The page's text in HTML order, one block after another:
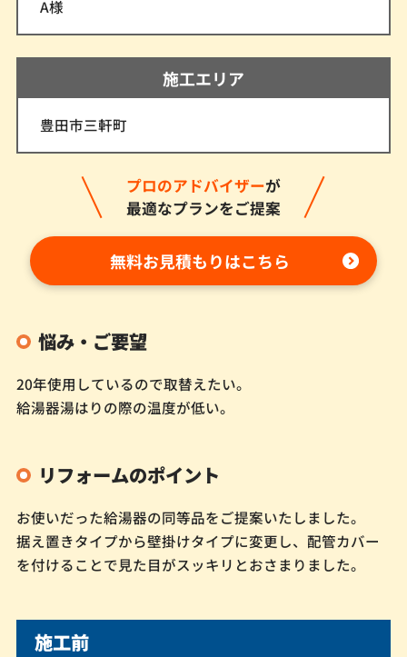
A様
施工エリア
豊田市三軒町
プロのアドバイザーが
最適なプランをご提案
無料お見積もりはこちら
悩み・ご要望
20年使用しているので取替えたい。
給湯器湯はりの際の温度が低い。
リフォームのポイント
お使いだった給湯器の同等品をご提案いたしました。
据え置きタイプから壁掛けタイプに変更し、配管カバー
を付けることで見た目がスッキリとおさまりました。
施工前